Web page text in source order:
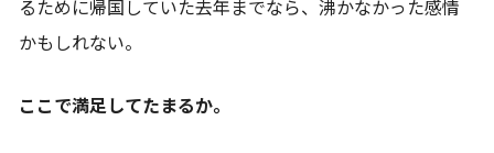
るために帰国していた去年までなら、沸かなかった感情
かもしれない。
ここで満足してたまるか。